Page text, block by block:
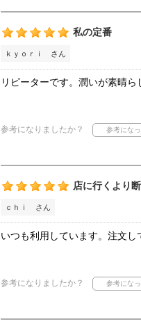
私の定番
ｋｙｏｒｉ さん
リピーターです。潤いが素晴ら
参考になりましたか？
店に行くより
ｃｈｉ さん
いつも利用しています。注文し
参考になりましたか？